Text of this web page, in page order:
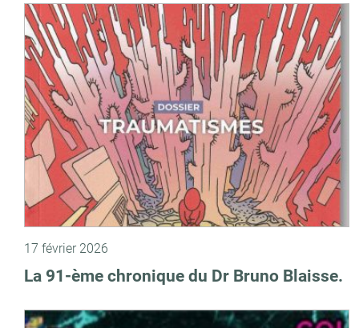
17 février 2026
La 91-ème chronique du Dr Bruno Blaisse.